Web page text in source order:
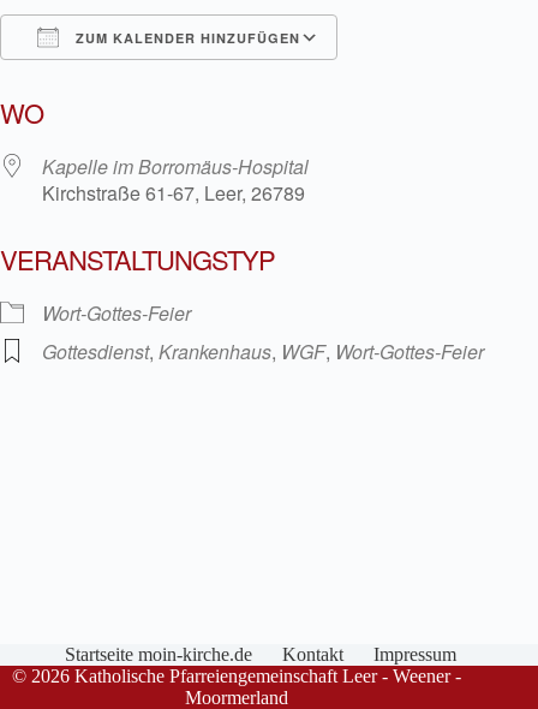
ZUM KALENDER HINZUFÜGEN
WO
Kapelle im Borromäus-Hospital
Kirchstraße 61-67, Leer, 26789
VERANSTALTUNGSTYP
Wort-Gottes-Feier
Gottesdienst, Krankenhaus, WGF, Wort-Gottes-Feier
Startseite moin-kirche.de Kontakt
Impressum
© 2026 Katholische Pfarreiengemeinschaft Leer - Weener -
Moormerland